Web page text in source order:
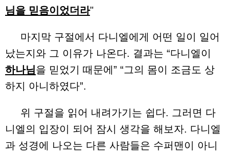
님을 믿음이었더라"
마지막 구절에서 다니엘에게 어떤 일이 일어
났는지와 그 이유가 나온다. 결과는 “다니엘이
하나님을 믿었기 때문에” “그의 몸이 조금도 상
하지 아니하였다”.
위 구절을 읽어 내려가기는 쉽다. 그러면 다
니엘의 입장이 되어 잠시 생각을 해보자. 다니엘
과 성경에 나오는 다른 사람들은 수퍼맨이 아니